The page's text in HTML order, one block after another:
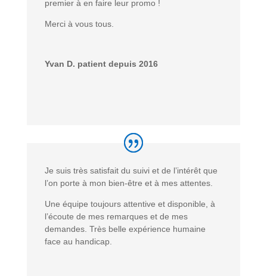
premier à en faire leur promo !
Merci à vous tous.
Yvan D. patient depuis 2016
Je suis très satisfait du suivi et de l’intérêt que
l’on porte à mon bien-être et à mes attentes.
Une équipe toujours attentive et disponible, à
l’écoute de mes remarques et de mes
demandes. Très belle expérience humaine
face au handicap.